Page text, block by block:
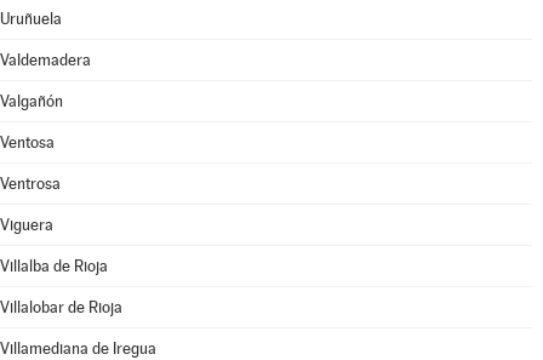
Uruñuela
Valdemadera
Valgañón
Ventosa
Ventrosa
Viguera
Villalba de Rioja
Villalobar de Rioja
Villamediana de Iregua